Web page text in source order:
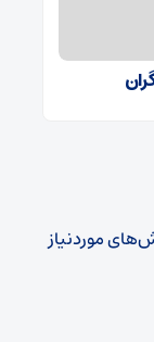
موردنیاز